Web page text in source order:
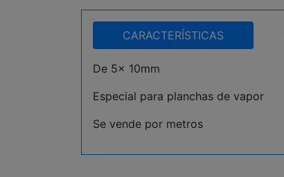
CARACTERÍSTICAS
De 5x 10mm
Especial para planchas de vapor
Se vende por metros